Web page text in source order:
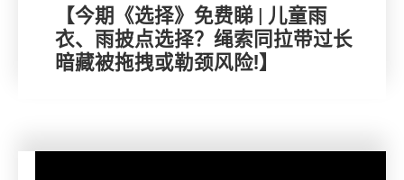
【今期《选择》免费睇 | 儿童雨
衣、雨披点选择？绳索同拉带过长
暗藏被拖拽或勒颈风险!】